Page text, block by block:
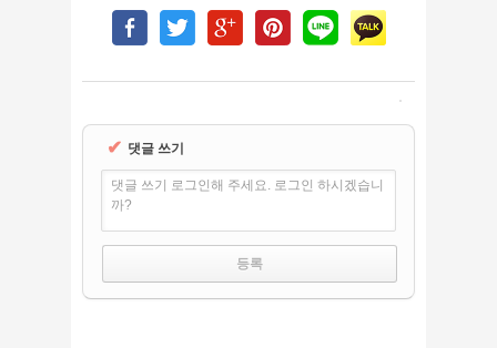
✔ 댓글 쓰기
댓글 쓰기 로그인해 주세요. 로그인 하시겠습니
까?